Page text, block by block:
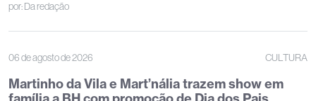
por:Da redação
06 de agosto de 2026 CULTURA
Martinho da Vila e Mart’nália trazem show em